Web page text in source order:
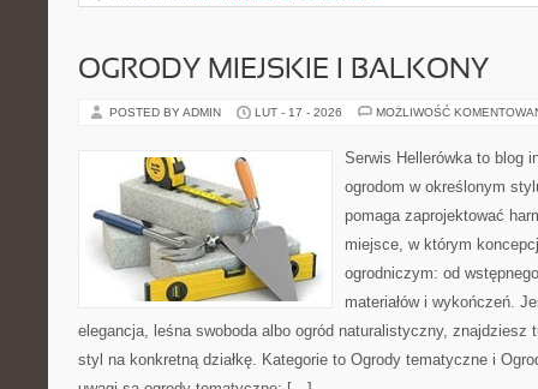
OGRODY MIEJSKIE I BALKONY
POSTED BY ADMIN LUT - 17 - 2026 MOŻLIWOŚĆ
Serwis Hellerówka to blog
ogrodom w określonym
pomaga zaprojektować
miejsce, w którym
ogrodniczym: od
materiałów i wykończeń.
elegancja, leśna swoboda albo ogród naturalistyczny, znajdziesz
styl na konkretną działkę. Kategorie to Ogrody tematyczne i